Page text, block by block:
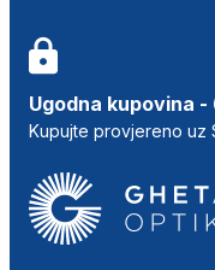
Ugodna kupovina
Kupujte provjereno uz